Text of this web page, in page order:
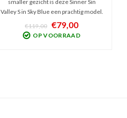
smaller gezicht is deze Sinner Sin
Valley S in Sky Blue een prachtig model.
Hij wordt geleverd met 2 lenzen,
wisselbaar dankzij een slim
magneetsysteem. Lens categorie 1 &
€119,00 €79,00
OP VOORRAAD